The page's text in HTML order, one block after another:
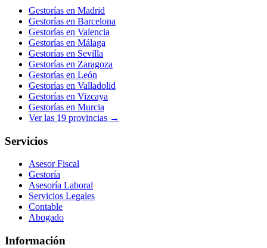
Gestorías en Madrid
Gestorías en Barcelona
Gestorías en Valencia
Gestorías en Málaga
Gestorías en Sevilla
Gestorías en Zaragoza
Gestorías en León
Gestorías en Valladolid
Gestorías en Vizcaya
Gestorías en Murcia
Ver las 19 provincias →
Servicios
Asesor Fiscal
Gestoría
Asesoría Laboral
Servicios Legales
Contable
Abogado
Información